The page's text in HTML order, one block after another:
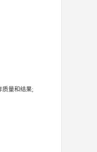
质量和结果;